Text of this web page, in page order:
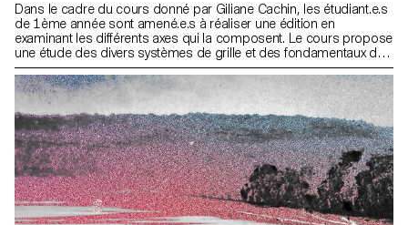
Dans le cadre du cours donné par Giliane Cachin, les étudiant.e.s
de 1ème année sont amené.e.s à réaliser une édition en
examinant les différents axes qui la composent. Le cours propose
une étude des divers systèmes de grille et des fondamentaux de
la micro-typographie. Lors du semestre, les élèves rechercheront
la meilleure manière de structurer et d’agencer le contenu qu’ils
auront choisi (ou qui leur aura été attribué, en fonction des
données du semestre).Quelques règles indispensables à
connaître en terme d’impression et de reliure seront passées en
revue à la fin du semestre, de façon à donner vie à l’objet
conceptualisé.